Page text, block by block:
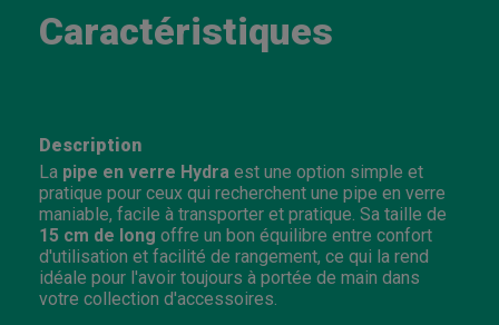
Caractéristiques
Description
La pipe en verre Hydra est une option simple et
pratique pour ceux qui recherchent une pipe en verre
maniable, facile à transporter et pratique. Sa taille de
15 cm de long offre un bon équilibre entre confort
d'utilisation et facilité de rangement, ce qui la rend
idéale pour l'avoir toujours à portée de main dans
votre collection d'accessoires.